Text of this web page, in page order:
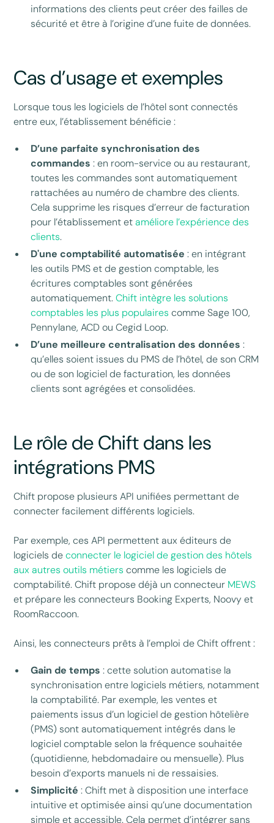
informations des clients peut créer des failles de
sécurité et être à l’origine d’une fuite de données.
Cas d’usage et exemples
Lorsque tous les logiciels de l’hôtel sont connectés
entre eux, l’établissement bénéficie :
D’une parfaite synchronisation des
commandes : en room-service ou au restaurant,
toutes les commandes sont automatiquement
rattachées au numéro de chambre des clients.
Cela supprime les risques d’erreur de facturation
pour l’établissement etaméliore l’expérience des
clients.
D'une comptabilité automatisée : en intégrant
les outils PMS et de gestion comptable, les
écritures comptables sont générées
automatiquement.Chift intègre les solutions
comptables les plus populaires comme Sage 100,
Pennylane, ACD ou Cegid Loop.
D’une meilleure centralisation des données :
qu’elles soient issues du PMS de l’hôtel, de son CRM
ou de son logiciel de facturation, les données
clients sont agrégées et consolidées.
Le rôle de Chift dans les
intégrations PMS
Chift propose plusieurs API unifiées permettant de
connecter facilement différents logiciels.
Par exemple, ces API permettent aux éditeurs de
logiciels deconnecter le logiciel de gestion des hôtels
aux autres outils métiers comme les logiciels de
comptabilité. Chift propose déjà un connecteur MEWS
et prépare les connecteurs Booking Experts, Noovy et
RoomRaccoon.
Ainsi, les connecteurs prêts à l’emploi de Chift offrent :
Gain de temps : cette solution automatise la
synchronisation entre logiciels métiers, notamment
la comptabilité. Par exemple, les ventes et
paiements issus d’un logiciel de gestion hôtelière
(PMS) sont automatiquement intégrés dans le
logiciel comptable selon la fréquence souhaitée
(quotidienne, hebdomadaire ou mensuelle). Plus
besoin d’exports manuels ni de ressaisies.
Simplicité : Chift met à disposition une interface
intuitive et optimisée ainsi qu’une documentation
simple et accessible. Cela permet d’intégrer sans